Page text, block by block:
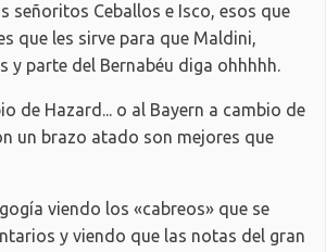
señoritos Ceballos e Isco, esos que
que les sirve para que Maldini,
y parte del Bernabéu diga ohhhhh.
de Hazard... o al Bayern a cambio de
un brazo atado son mejores que
viendo los «cabreos» que se
y viendo que las notas del gran